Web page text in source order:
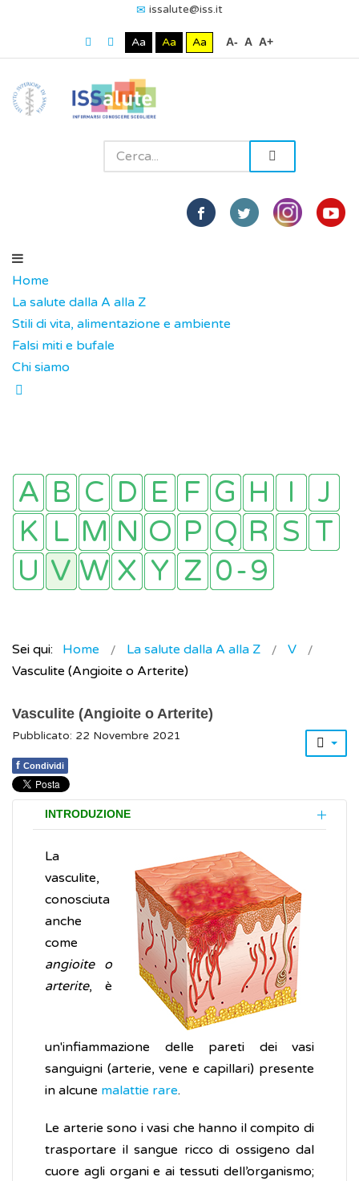
issalute@iss.it
Aa Aa Aa A- A A+
Home
La salute dalla A alla Z
Stili di vita, alimentazione e ambiente
Falsi miti e bufale
Chi siamo
Sei qui: Home La salute dalla A alla Z
V
Vasculite (Angioite o Arterite)
Vasculite (Angioite o Arterite)
Pubblicato: 22 Novembre 2021
f Condividi
INTRODUZIONE
La
vasculite,
conosciuta
anche
come
angioite o
arterite, è
un'infiammazione delle pareti dei vasi
sanguigni (arterie, vene e capillari) presente
in alcune malattie rare.
Le arterie sono i vasi che hanno il compito di
trasportare il sangue ricco di ossigeno dal
cuore agli organi e ai tessuti dell’organismo;